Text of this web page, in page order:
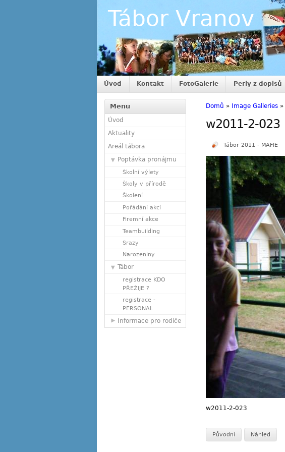
Tábor Vranov
Úvod Kontakt FotoGalerie Perly z dopisů
Menu
Úvod
Aktuality
Areál tábora
Poptávka pronájmu
Školní výlety
Školy v přírodě
Školení
Pořádání akcí
Firemní akce
Teambuilding
Srazy
Narozeniny
Tábor
registrace KDO
PŘEŽIJE ?
registrace -
PERSONAL
Informace pro rodiče
Domů » Image Galleries »
w2011-2-023
Tábor 2011 - MAFIE
w2011-2-023
Původní Náhled